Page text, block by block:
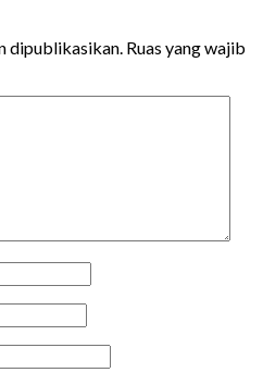
dipublikasikan. Ruas yang wajib